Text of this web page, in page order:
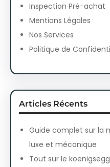
Inspection Pré-achat
Mentions Légales
Nos Services
Politique de
Articles Récents
Guide complet sur la
luxe et mécanique
Tout sur le